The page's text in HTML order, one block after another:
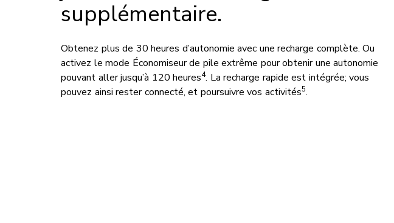
supplémentaire.
Obtenez plus de 30 heures d’autonomie avec une recharge complète. Ou
activez le mode Économiseur de pile extrême pour obtenir une autonomie
pouvant aller jusqu’à 120 heures4. La recharge rapide est intégrée; vous
pouvez ainsi rester connecté, et poursuivre vos activités5.